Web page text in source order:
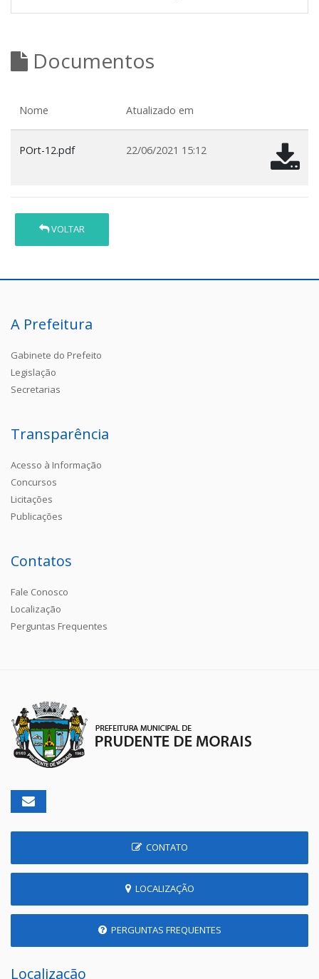
Documentos
Nome Atualizado em
POrt-12.pdf 22/06/2021 15:12
VOLTAR
A Prefeitura
Gabinete do Prefeito
Legislação
Secretarias
Transparência
Acesso à Informação
Concursos
Licitações
Publicações
Contatos
Fale Conosco
Localização
Perguntas Frequentes
CONTATO
LOCALIZAÇÃO
PERGUNTAS FREQUENTES
Localização